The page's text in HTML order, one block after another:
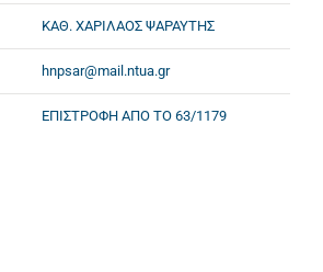
ΚΑΘ. ΧΑΡΙΛΑΟΣ ΨΑΡΑΥΤΗΣ
hnpsar@mail.ntua.gr
ΕΠΙΣΤΡΟΦΗ ΑΠΟ ΤΟ 63/1179